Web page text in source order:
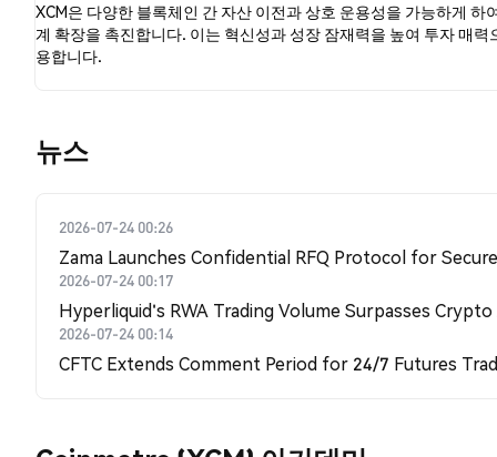
XCM은 다양한 블록체인 간 자산 이전과 상호 운용성을 가능하게 하
계 확장을 촉진합니다. 이는 혁신성과 성장 잠재력을 높여 투자 매력
용합니다.
뉴스
2026-07-24 00:26
Zama Launches Confidential RFQ Protocol for
2026-07-24 00:17
Hyperliquid's RWA Trading Volume Surpasses
2026-07-24 00:14
CFTC Extends Comment Period for 24/7 Futures